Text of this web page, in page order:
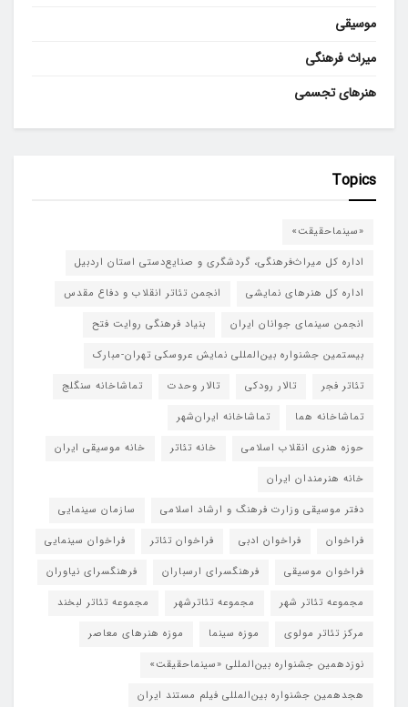
موسیقی
میراث فرهنگی
هنرهای تجسمی
Topics
«سینماحقیقت»
اداره کل میراث‌فرهنگی، گردشگری و صنایع‌دستی استان اردبیل
اداره کل هنرهای نمایشی
انجمن تئاتر انقلاب و دفاع مقدس
انجمن سینمای جوانان ایران
بنیاد فرهنگی روایت فتح
بیستمین جشنواره بین‌المللی نمایش عروسکی تهران-مبارک
تئاتر فجر
تالار رودکی تالار وحدت
تماشاخانه سنگلج
تماشاخانه هما
تماشاخانه‌ ایران‌شهر
حوزه هنری انقلاب اسلامی
خانه تئاتر
خانه موسیقی ایران
خانه هنرمندان ایران
دفتر موسیقی وزارت فرهنگ و ارشاد اسلامی
سازمان سینمایی
فراخوان
فراخوان ادبی فراخوان تئاتر
فراخوان سینمایی
فراخوان موسیقی
فرهنگسرای ارسباران
فرهنگسرای نیاوران
مجموعه تئاتر شهر
مجموعه تئاترشهر
مجموعه تئاتر لبخند
مرکز تئاتر مولوی
موزه سینما
موزه هنرهای معاصر
نوزدهمین جشنواره بین‌المللی «سینماحقیقت»
هجدهمین جشنواره بین‌المللی فیلم مستند ایران